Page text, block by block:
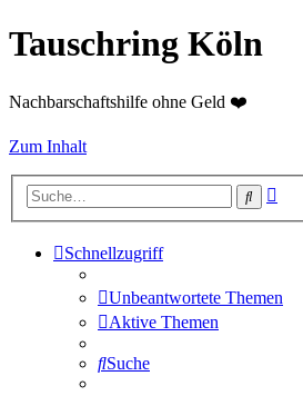
Tauschring Köln
Nachbarschaftshilfe ohne Geld ❤️
Zum Inhalt
Suche
Schnellzugriff
Unbeantwortete Themen
Aktive Themen
Suche